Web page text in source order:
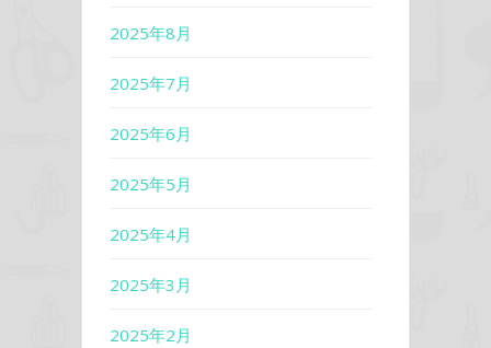
2025年8月
2025年7月
2025年6月
2025年5月
2025年4月
2025年3月
2025年2月